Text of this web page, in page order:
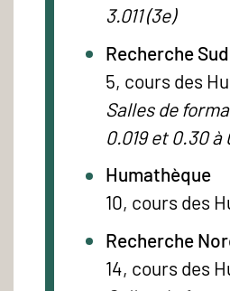
3.011 (3e)
Recherche Sud
5, cours des
Salles de
0.019 et 0.30 à
Humathèque
10, cours des
Recherche
14, cours des